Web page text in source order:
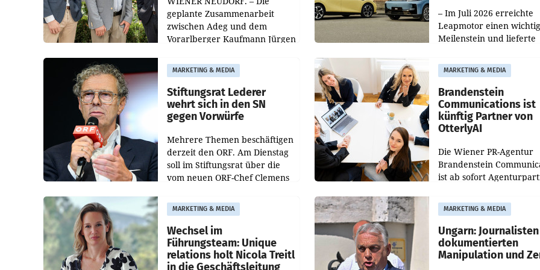
geplante Zusammenarbeit
zwischen Adeg und dem
Vorarlberger Kaufmann Jürgen
freigegeben: Die
Bundeswettbewerbsbehörde
und der Bundeskartellanwalt
– Im Juli 2026 erreichte
Leapmotor einen
Meilenstein und lieferte
aus, womit sich das
gegenüber Juli 2025
verdoppelte (+102
MARKETING & MEDIA
Stiftungsrat Lederer
wehrt sich in den SN
gegen Vorwürfe
Mehrere Themen beschäftigen
derzeit den ORF. Am Dienstag
soll im Stiftungsrat über die
vom neuen ORF-Chef Clemens
Besetzungen für die
Direktionen abgestimmt
werden.
MARKETING & MEDIA
Brandenstein
Communications ist
künftig Partner von
OtterlyAI
Die Wiener PR-Agentur
Brandenstein
ist ab sofort
Optimierungsplattform
OtterlyAI. Damit baut die
Agentur ihr
MARKETING & MEDIA
Wechsel im
Führungsteam: Unique
relations holt Nicola Treitl
in die Geschäftsleitung
MARKETING & MEDIA
Ungarn: Journalisten
dokumentierten
Manipulation und